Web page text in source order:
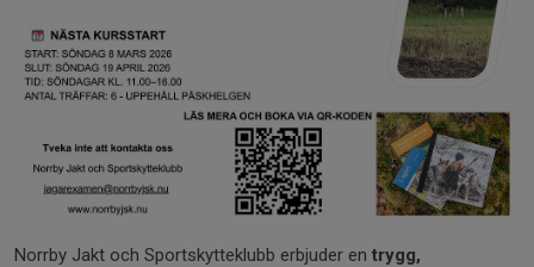
Norrby Jakt och Sportskytteklubb erbjuder en trygg,